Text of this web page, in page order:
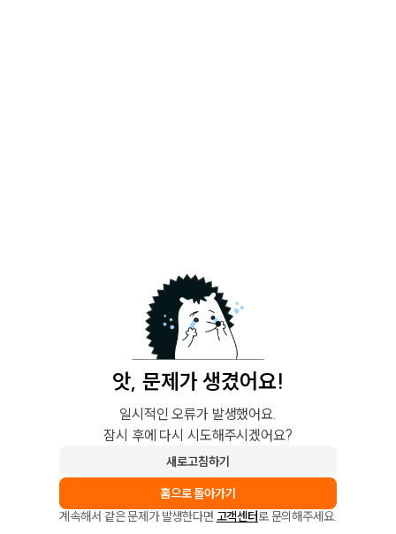
앗, 문제가 생겼어요!
일시적인 오류가 발생했어요.
잠시 후에 다시 시도해주시겠어요?
새로고침하기
홈으로 돌아가기
계속해서 같은 문제가 발생한다면 고객센터로 문의해주세요.